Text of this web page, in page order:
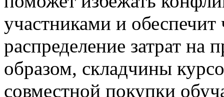
участниками и обеспечит
распределение затрат на
образом, складчины
совместной покупки